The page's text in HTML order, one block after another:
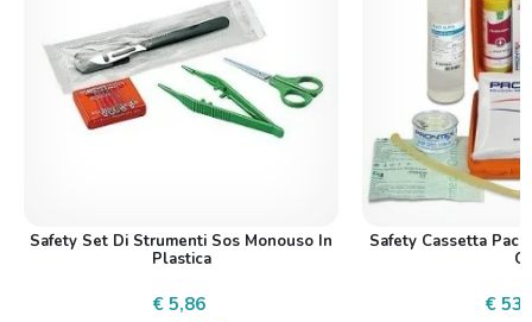
Safety Set Di Strumenti Sos Monouso In
Plastica
€ 5,86
Safety Cassetta
C
€